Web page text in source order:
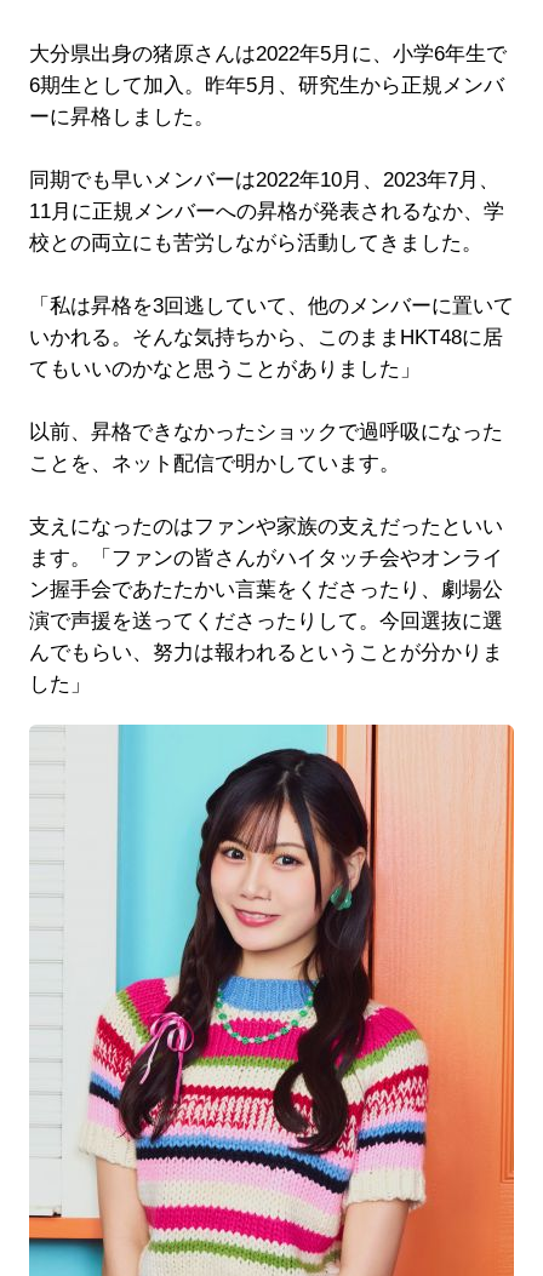
大分県出身の猪原さんは2022年5月に、小学6年生で
6期生として加入。昨年5月、研究生から正規メンバ
ーに昇格しました。
同期でも早いメンバーは2022年10月、2023年7月、
11月に正規メンバーへの昇格が発表されるなか、学
校との両立にも苦労しながら活動してきました。
「私は昇格を3回逃していて、他のメンバーに置いて
いかれる。そんな気持ちから、このままHKT48に居
てもいいのかなと思うことがありました」
以前、昇格できなかったショックで過呼吸になった
ことを、ネット配信で明かしています。
支えになったのはファンや家族の支えだったといい
ます。「ファンの皆さんがハイタッチ会やオンライ
ン握手会であたたかい言葉をくださったり、劇場公
演で声援を送ってくださったりして。今回選抜に選
んでもらい、努力は報われるということが分かりま
した」